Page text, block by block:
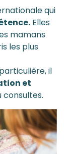
qui
Elles
mamans
les plus
il
et
consultes.